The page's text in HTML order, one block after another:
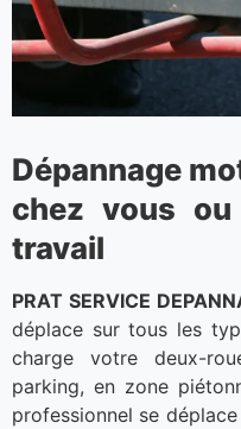
Dépannage
chez vous
travail
PRAT SERVICE
déplace sur tous les
charge votre deux-
parking, en zone
professionnel se